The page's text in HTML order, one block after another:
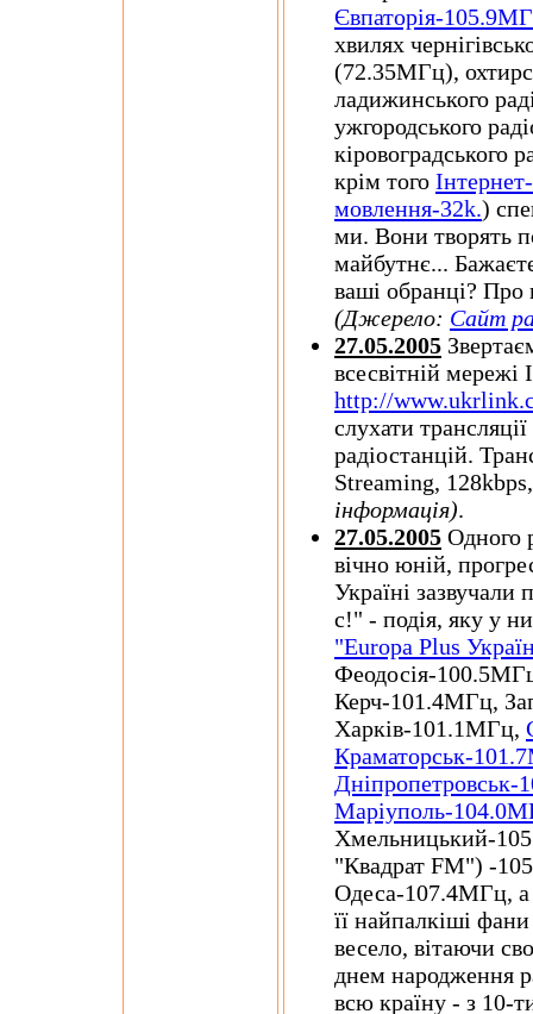
Євпаторія-
хвилях
(72.35МГц),
ладижинського
ужгородського
кіровоградського
крім того
мовлення-32k.)
ми. Вони творять
майбутнє...
ваші обранці? Про
(Джерело: Сайт
27.05.2005
всесвітній мережі
http://
слухати
радіостанцій.
Streaming,
інформація).
27.05.2005 Одного
вічно юній,
Україні
с!" - подія, яку у
"Europa Plus
Феодосія-
Керч-101.4МГц,
Харків-101.1МГц,
Краматорськ-
Маріуполь-
Хмельницький-
"Квадрат FM") -
Одеса-107.4МГц, а
її найпалкіші
весело, вітаючи
днем народження
всю країну - з 10-